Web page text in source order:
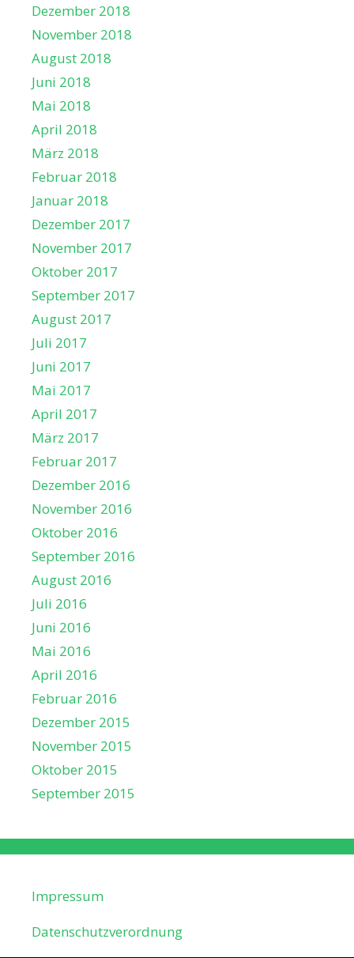
Dezember 2018
November 2018
August 2018
Juni 2018
Mai 2018
April 2018
März 2018
Februar 2018
Januar 2018
Dezember 2017
November 2017
Oktober 2017
September 2017
August 2017
Juli 2017
Juni 2017
Mai 2017
April 2017
März 2017
Februar 2017
Dezember 2016
November 2016
Oktober 2016
September 2016
August 2016
Juli 2016
Juni 2016
Mai 2016
April 2016
Februar 2016
Dezember 2015
November 2015
Oktober 2015
September 2015
Impressum
Datenschutzverordnung